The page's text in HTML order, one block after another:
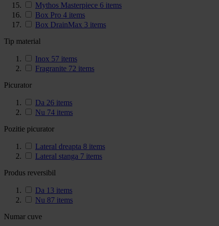
Mythos Masterpiece 6 items
Box Pro 4 items
Box DrainMax 3 items
Tip material
Inox 57 items
Fragranite 72 items
Picurator
Da 26 items
Nu 74 items
Pozitie picurator
Lateral dreapta 8 items
Lateral stanga 7 items
Produs reversibil
Da 13 items
Nu 87 items
Numar cuve